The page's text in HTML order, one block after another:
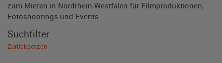
zum Mieten in Nordrhein-Westfalen für Filmproduktionen,
Fotoshootings und Events.
Suchfilter
Zurücksetzen